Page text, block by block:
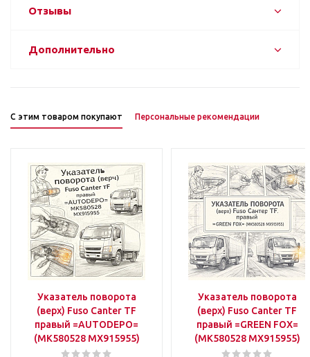
Отзывы
Дополнительно
С этим товаром покупают Персональные рекомендации
Указатель поворота
(верх) Fuso Canter TF
правый =AUTODEPO=
(MK580528 MX915955)
Указатель поворота
(верх) Fuso Canter TF
правый =GREEN FOX=
(MK580528 MX915955)